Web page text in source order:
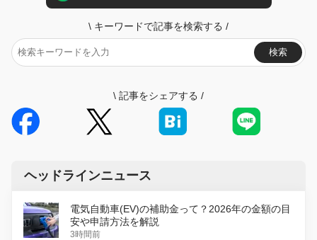
\ キーワードで記事を検索する /
検索
\ 記事をシェアする /
ヘッドラインニュース
電気自動車(EV)の補助金って？2026年の金額の目
安や申請方法を解説
3時間前